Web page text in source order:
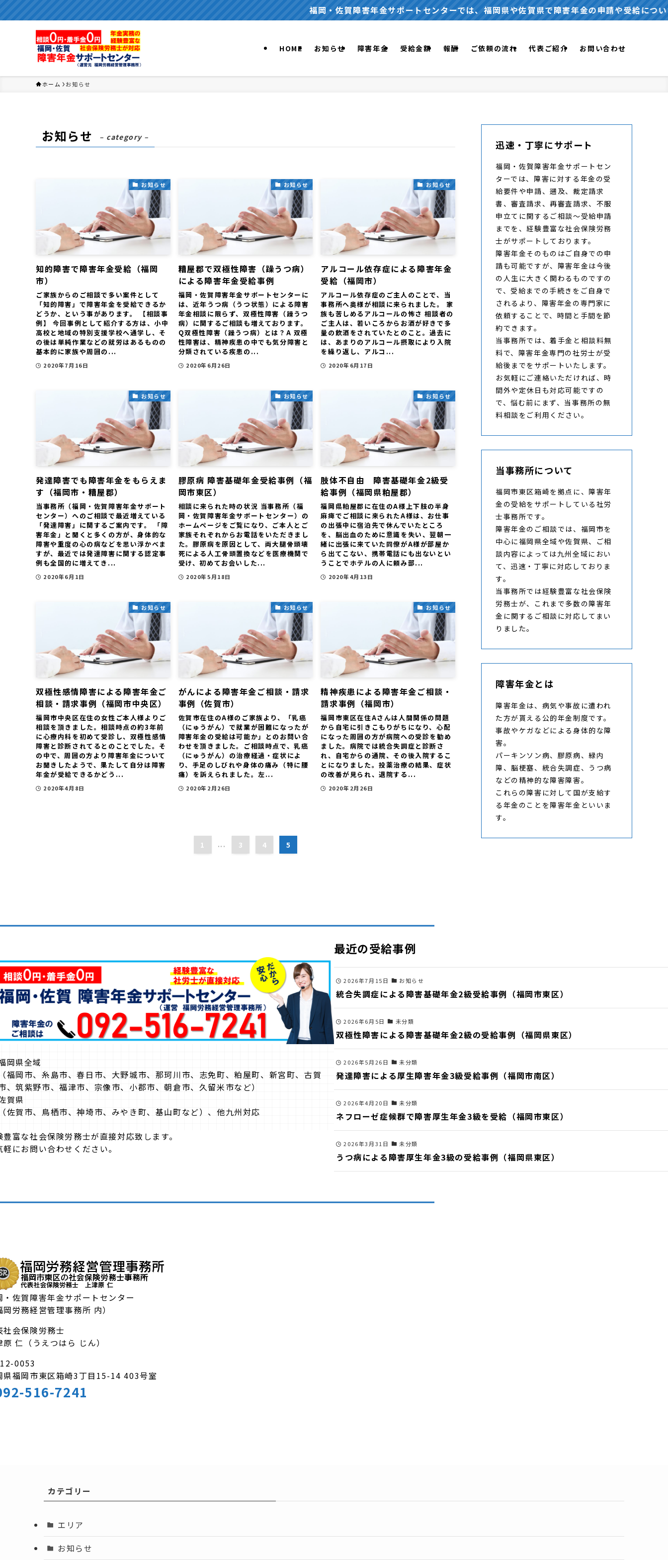
福岡・佐賀障害年金サポートセンターでは、福岡県や佐賀県で障害年金の申請や受給について、無料
HOME お知らせ 障害年金 受給金額 報酬 ご依頼の流れ 代表ご紹介 お問い合わせ
ホーム お知らせ
お知らせ – category –
お知らせ
知的障害で障害年金受給（福岡
市）
ご家族からのご相談で多い案件として
「知的障害」で障害年金を受給できるか
どうか、という事があります。 【相談事
例】 今回事例として紹介する方は、小中
高校と地域の特別支援学校へ通学し、そ
の後は単純作業などの就労はあるものの
基本的に家族や周囲の...
2020年7月16日
お知らせ
糟屋郡で双極性障害（躁うつ病）
による障害年金受給事例
福岡・佐賀障害年金サポートセンターに
は、近年うつ病（うつ状態）による障害
年金相談に限らず、双極性障害（躁うつ
病）に関するご相談も増えております。
Q双極性障害（躁うつ病）とは？A 双極
性障害は、精神疾患の中でも気分障害と
分類されている疾患の...
2020年6月26日
お知らせ
アルコール依存症による障害年金
受給（福岡市）
アルコール依存症のご主人のことで、当
事務所へ奥様が相談に来られました。 家
族も苦しめるアルコールの怖さ 相談者の
ご主人は、若いころからお酒が好きで多
量の飲酒をされていたとのこと。過去に
は、あまりのアルコール摂取により入院
を繰り返し、アルコ...
2020年6月17日
お知らせ
発達障害でも障害年金をもらえま
す（福岡市・糟屋郡）
当事務所（福岡・佐賀障害年金サポート
センター）へのご相談で最近増えている
「発達障害」に関するご案内です。 「障
害年金」と聞くと多くの方が、身体的な
障害や重度の心の病などを思い浮かべま
すが、最近では発達障害に関する認定事
例も全国的に増えてき...
2020年6月1日
お知らせ
膠原病 障害基礎年金受給事例（福
岡市東区）
相談に来られた時の状況 当事務所（福
岡・佐賀障害年金サポートセンター）の
ホームページをご覧になり、ご本人とご
家族それぞれからお電話をいただきまし
た。膠原病を原因として、両大腿骨頭壊
死による人工骨頭置換などを医療機関で
受け、初めてお会いした...
2020年5月18日
お知らせ
肢体不自由 障害基礎年金2級受
給事例（福岡県粕屋郡）
福岡県粕屋郡に在住のA様上下肢の半身
麻痺でご相談に来られたA様は、お仕事
の出張中に宿泊先で休んでいたところ
を、脳出血のために意識を失い、翌朝一
緒に出張に来ていた同僚がA様が部屋か
ら出てこない、携帯電話にも出ないとい
うことでホテルの人に頼み部...
2020年4月13日
お知らせ
双極性感情障害による障害年金ご
相談・請求事例（福岡市中央区）
福岡市中央区在住の女性ご本人様よりご
相談を頂きました。相談時点の約3年前
に心療内科を初めて受診し、双極性感情
障害と診断されてるとのことでした。そ
の中で、周囲の方より障害年金について
お聞きしたようで、果たして自分は障害
年金が受給できるかどう...
2020年4月8日
お知らせ
がんによる障害年金ご相談・請求
事例（佐賀市）
佐賀市在住のA様のご家族より、「乳癌
（にゅうがん）で就業が困難になったが
障害年金の受給は可能か」とのお問い合
わせを頂きました。ご相談時点で、乳癌
（にゅうがん）の治療経過・症状によ
り、手足のしびれや身体の痛み（特に腰
痛）を訴えられました。左...
2020年2月26日
お知らせ
精神疾患による障害年金ご相談・
請求事例（福岡市）
福岡市東区在住Aさんは人間関係の問題
から自宅に引きこもりがちになり、心配
になった周囲の方が病院への受診を勧め
ました。病院では統合失調症と診断さ
れ、自宅からの通院、その後入院するこ
とになりました。投薬治療の結果、症状
の改善が見られ、退院する...
2020年2月26日
1 ... 3 4 5
迅速・丁寧にサポート
福岡・佐賀障害年金サポートセン
ターでは、障害に対する年金の受
給要件や申請、遡及、裁定請求
書、審査請求、再審査請求、不服
申立てに関するご相談～受給申請
までを、経験豊富な社会保険労務
士がサポートしております。
障害年金そのものはご自身での申
請も可能ですが、障害年金は今後
の人生に大きく関わるものですの
で、受給までの手続きをご自身で
されるより、障害年金の専門家に
依頼することで、時間と手間を節
約できます。
当事務所では、着手金と相談料無
料で、障害年金専門の社労士が受
給後までをサポートいたします。
お気軽にご連絡いただければ、時
間外や定休日も対応可能ですの
で、悩む前にまず、当事務所の無
料相談をご利用ください。
当事務所について
福岡市東区箱崎を拠点に、障害年
金の受給をサポートしている社労
士事務所です。
障害年金のご相談では、福岡市を
中心に福岡県全域や佐賀県、ご相
談内容によっては九州全域におい
て、迅速・丁寧に対応しておりま
す。
当事務所では経験豊富な社会保険
労務士が、これまで多数の障害年
金に関するご相談に対応してまい
りました。
障害年金とは
障害年金は、病気や事故に遭われ
た方が貰える公的年金制度です。
事故やケガなどによる身体的な障
害。
パーキンソン病、膠原病、緑内
障、脳梗塞、統合失調症、うつ病
などの精神的な障害障害。
これらの障害に対して国が支給す
る年金のことを障害年金といいま
す。
岡県全域
福岡市、糸島市、春日市、大野城市、那珂川市、志免町、粕屋町、新宮町、古賀
、筑紫野市、福津市、宗像市、小郡市、朝倉市、久留米市など）
賀県
佐賀市、鳥栖市、神埼市、みやき町、基山町など）、他九州対応
豊富な社会保険労務士が直接対応致します。
軽にお問い合わせください。
最近の受給事例
2026年7月15日 お知らせ
統合失調症による障害基礎年金2級受給事例（福岡市東区）
2026年6月5日 未分類
双極性障害による障害基礎年金2級の受給事例（福岡県東区）
2026年5月26日 未分類
発達障害による厚生障害年金3級受給事例（福岡市南区）
2026年4月20日 未分類
ネフローゼ症候群で障害厚生年金3級を受給（福岡市東区）
2026年3月31日 未分類
うつ病による障害厚生年金3級の受給事例（福岡県東区）
・佐賀障害年金サポートセンター
岡労務経営管理事務所 内）
社会保険労務士
原 仁（うえつはら じん）
0053
県福岡市東区箱崎3丁目15-14 403号室
516-7241
カテゴリー
エリア
お知らせ